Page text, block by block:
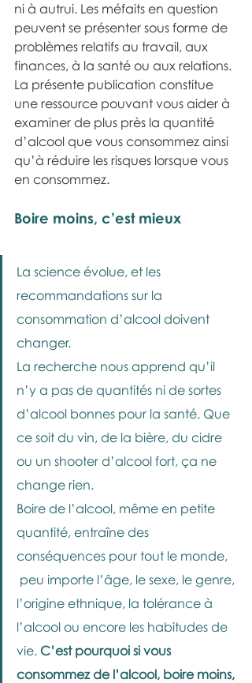
ni à autrui. Les méfaits en question
peuvent se présenter sous forme de
problèmes relatifs au travail, aux
finances, à la santé ou aux relations.
La présente publication constitue
une ressource pouvant vous aider à
examiner de plus près la quantité
d’alcool que vous consommez ainsi
qu’à réduire les risques lorsque vous
en consommez.
Boire moins, c’est mieux
La science évolue, et les
recommandations sur la
consommation d’alcool doivent
changer.
La recherche nous apprend qu’il
n’y a pas de quantités ni de sortes
d’alcool bonnes pour la santé. Que
ce soit du vin, de la bière, du cidre
ou un shooter d’alcool fort, ça ne
change rien.
Boire de l’alcool, même en petite
quantité, entraîne des
conséquences pour tout le monde,
l’origine ethnique, la tolérance à
l’alcool ou encore les habitudes de
vie. C’est pourquoi si vous
consommez de l’alcool, boire moins,